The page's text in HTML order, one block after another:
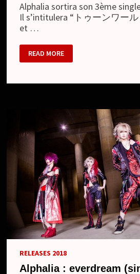
Alphalia sortira son 3ème
Il s’intitulera “トゥーンワー
et …
ALPHALIA
–
NOUVEAU
NOUVELLE
READ MORE
RELEASES 2018
Alphalia : everdream